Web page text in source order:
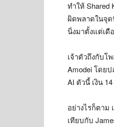
ทำให้ Shared
ผิดพลาดในจุ
นิ่งมาตั้งแต่เดื
เจ้าตัวถึงกับโ
Amodei โดย
AI ตัวนี้ เงิน
อย่างไรก็ตาม
เทียบกับ